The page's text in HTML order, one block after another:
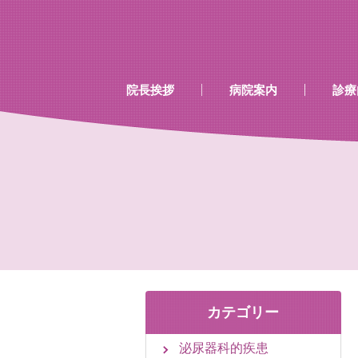
院長挨拶
病院案内
診療時間
当院で行える検診
当院で取り扱いのあるワ
診
…既存のコード……既存のコード…
カテゴリー
泌尿器科的疾患